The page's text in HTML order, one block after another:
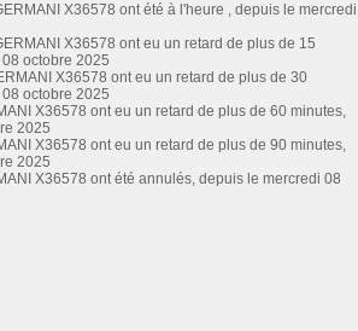
X36578 ont été à l'heure , depuis le mercredi
X36578 ont eu un retard de plus de 15
octobre 2025
X36578 ont eu un retard de plus de 30
octobre 2025
X36578 ont eu un retard de plus de 60 minutes,
2025
X36578 ont eu un retard de plus de 90 minutes,
2025
X36578 ont été annulés, depuis le mercredi 08